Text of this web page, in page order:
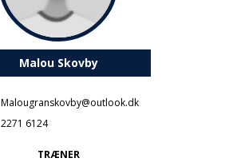
Malou Skovby
Malougranskovby@outlook.dk
2271 6124
TRÆNER